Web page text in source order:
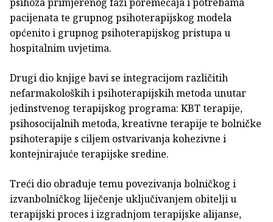
pacijenata te grupnog psihoterapijskog modela
općenito i grupnog psihoterapijskog pristupa u
hospitalnim uvjetima.
Drugi dio knjige bavi se integracijom različitih
nefarmakoloških i psihoterapijskih metoda unutar
jedinstvenog terapijskog programa: KBT terapije,
psihosocijalnih metoda, kreativne terapije te bolničke
psihoterapije s ciljem ostvarivanja kohezivne i
kontejnirajuće terapijske sredine.
Treći dio obrađuje temu povezivanja bolničkog i
izvanbolničkog liječenje uključivanjem obitelji u
terapijski proces i izgradnjom terapijske alijanse,